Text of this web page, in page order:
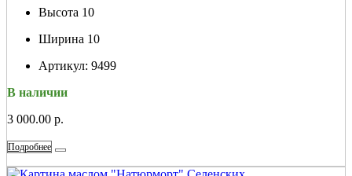
Высота 10
Ширина 10
Артикул: 9499
В наличии
3 000.00 р.
Подробнее